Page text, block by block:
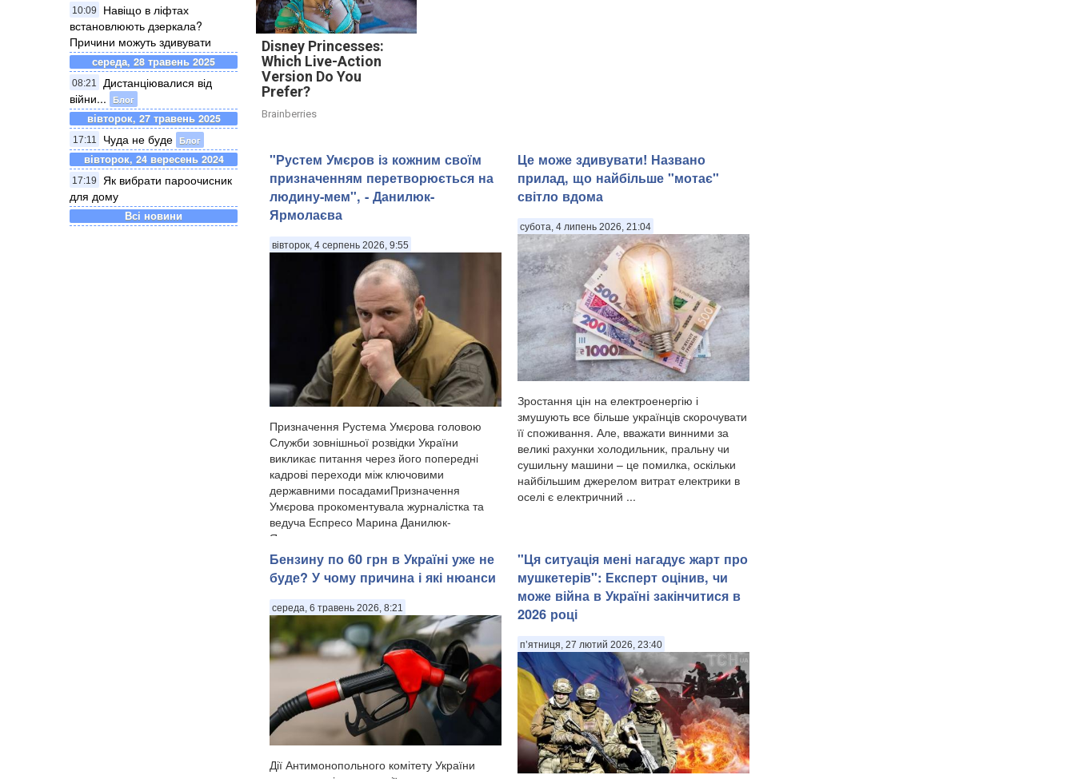
10:09
Навіщо в ліфтах
встановлюють дзеркала?
Причини можуть здивувати
середа, 28 травень 2025
08:21
Дистанціювалися від
війни...
Блог
вівторок, 27 травень 2025
17:11 Чуда не буде Блог
вівторок, 24 вересень 2024
17:19
Як вибрати пароочисник
для дому
Всі новини
Disney Princesses:
Which Live-Action
Version Do You
Prefer?
Brainberries
"Рустем Умєров із кожним своїм
призначенням перетворюється на
людину-мем", - Данилюк-
Ярмолаєва
вівторок, 4 серпень 2026, 9:55
Призначення Рустема Умєрова головою
Служби зовнішньої розвідки України
викликає питання через його попередні
кадрові переходи між ключовими
державними посадамиПризначення
Умєрова прокоментувала журналістка та
ведуча Еспресо Марина Данилюк-
Ярмолаєва у п...
Це може здивувати! Названо
прилад, що найбільше "мотає"
світло вдома
субота, 4 липень 2026, 21:04
Зростання цін на електроенергію і
змушують все більше українців скорочувати
її споживання. Але, вважати винними за
великі рахунки холодильник, пральну чи
сушильну машини – це помилка, оскільки
найбільшим джерелом витрат електрики в
оселі є електричний ...
Бензину по 60 грн в Україні уже не
буде? У чому причина і які нюанси
середа, 6 травень 2026, 8:21
Дії Антимонопольного комітету України
"Ця ситуація мені нагадує жарт про
мушкетерів": Експерт оцінив, чи
може війна в Україні закінчитися в
2026 році
п’ятниця, 27 лютий 2026, 23:40